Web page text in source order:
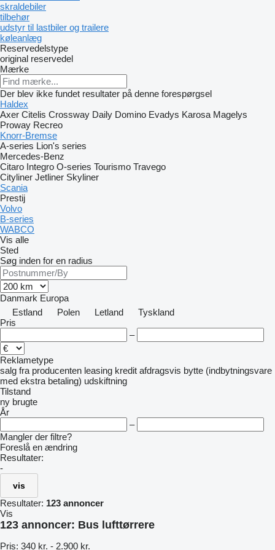
skraldebiler
tilbehør
udstyr til lastbiler og trailere
køleanlæg
Reservedelstype
original reservedel
Mærke
Der blev ikke fundet resultater på denne forespørgsel
Haldex
Axer Citelis Crossway Daily Domino Evadys Karosa Magelys
Proway Recreo
Knorr-Bremse
A-series Lion's series
Mercedes-Benz
Citaro Integro O-series Tourismo Travego
Cityliner Jetliner Skyliner
Scania
Prestij
Volvo
B-series
WABCO
Vis alle
Sted
Søg inden for en radius
Danmark Europa
Estland
Polen Letland
Tyskland
Pris
–
Reklametype
salg fra producenten leasing kredit afdragsvis bytte (indbytningsvare
med ekstra betaling) udskiftning
Tilstand
ny brugte
År
–
Mangler der filtre?
Foreslå en ændring
Resultater:
-
vis
Resultater: 123 annoncer
Vis
123 annoncer: Bus lufttørrere
Pris: 340 kr. - 2.900 kr.